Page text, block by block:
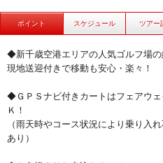
ポイント スケジュール ツアー
◆新千歳空港エリアの人気ゴルフ場の
現地送迎付きで移動も安心・楽々！
◆ＧＰＳナビ付きカートはフェアウェ
Ｋ！
（雨天時やコース状況により乗り入
あり）